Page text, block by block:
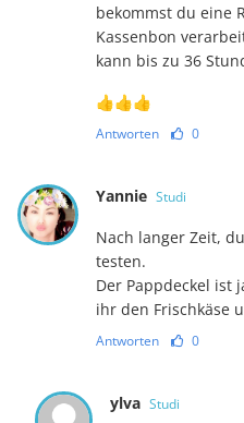
bekommst du eine
Kassenbon
kann bis zu 36
👍👍👍
Antworten 0
Yannie Studi
Nach langer Zeit,
testen.
Der Pappdeckel ist
ihr den Frischkäse
Antworten 0
ylva Studi